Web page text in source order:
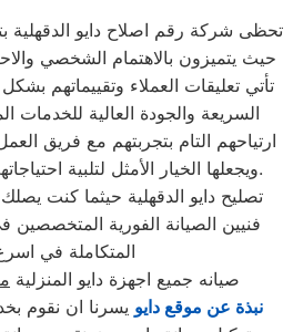
تحظى شركة رقم اصلاح دايو الدقهلية
حيث يتميزون بالاهتمام الشخصي
تأتي تعليقات العملاء وتقييماتهم
السريعة والجودة العالية للخدمات
ارتياحهم التام بتجربتهم مع فريق
ويجعلها الخيار الأمثل لتلبية احتياجاتهم التقنية بكل ثقة وراحة.
تصليح دايو الدقهلية حيثما كنت
فنيين الصيانة الفورية المتخصصين
المتكاملة في
صيانه جميع اجهزة دايو المنزلية
نبذة عن موقع دايو يسرنا ان نقوم